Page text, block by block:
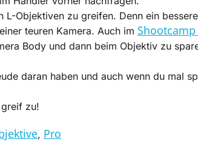
Objektiven zu greifen. Denn ein
teuren Kamera. Auch im
Body und dann beim Objektiv zu
daran haben und auch wenn du mal
zu!
, Pro